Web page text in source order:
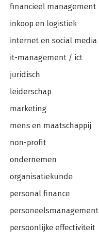
financieel management
inkoop en logistiek
internet en social media
it-management / ict
juridisch
leiderschap
marketing
mens en maatschappij
non-profit
ondernemen
organisatiekunde
personal finance
personeelsmanagement
persoonlijke effectiviteit